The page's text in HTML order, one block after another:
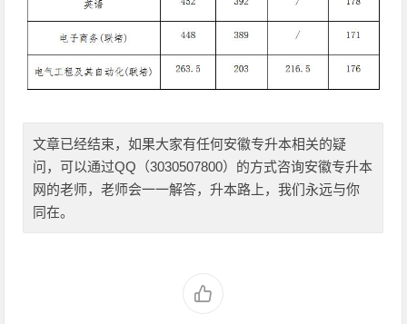
文章已经结束，如果大家有任何安徽专升本相关的疑
问，可以通过QQ（3030507800）的方式咨询安徽专升本
网的老师，老师会一一解答，升本路上，我们永远与你
同在。